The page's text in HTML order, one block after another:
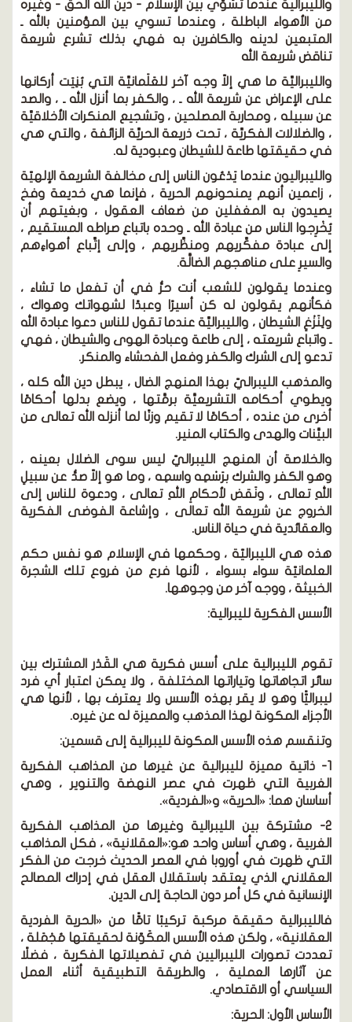
والليبرالية عندما تُسَوّي بين الإسلام - دين الله الحق - وغيره
من الأهواء الباطلة ، وعندما تسوي بين المؤمنين بالله ـ
المتبعين لدينه والكافرين به فهي بذلك تشرع شريعة
تناقض شريعة الله
والليبراليِّة ما هي إلاّ وجه آخر للعَلَمانيِّة التي بُنِيَت أركانها
على الإعراض عن شريعة الله ـ ، والكفر بما أنزل الله ـ ، والصد
عن سبيله ، ومحاربة المصلحين ، وتشجيع المنكرات الأخلاقيِّة
، والضلالات الفكريِّة ، تحت ذريعة الحريِّة الزائفة ، والتي هي
في حقيقتها طاعة للشيطان وعبودية له.
والليبراليون عندما يَدْعُون الناس إلى مخالفة الشريعة الإلهيّة
، زاعمين أنهم يمنحونهم الحرية ، فإنما هي خديعة وفخ
يصيدون به المغفلين من ضعاف العقول ، وبغيتهم أن
يُخْرِجوا الناس من عبادة الله ـ وحده باتباع صراطه المستقيم ،
إلى عبادة مفكِّريهم ومنظِّريهم ، وإلى إتِّباع أهواءِهم
والسيرِ على مناهجهم الضالَّة.
وعندما يقولون للشعب أنت حرُّ في أن تفعل ما تشاء ،
فكأنهم يقولون له كن أسيرًا وعبدًا لشهواتك وهواك ،
ولِنَزْغِ الشيطان ، والليبراليِّة عندما تقول للناس دعوا عبادة الله
ـ واتباع شريعته ، إلى طاعة وعبادة الهوى والشيطان ، فهي
تدعو إلى الشرك والكفر وفعل الفحشاء والمنكر.
والمذهب الليبراليّ بهذا المنهج الضال ، يبطل دين الله كله ،
ويطوي أحكامه التشريعيَّة برمَّتها ، ويضع بدلها أحكامًا
أخرى من عنده ، أحكامًا لا تقيم وزنًا لما أنزله الله تعالى من
البيَّنات والهدى والكتاب المنير.
والخلاصة أن المنهج الليبراليّ ليس سوى الضلال بعينه ،
وهو الكفر والشرك برَسْمِه واسمِه ، وما هو إلاّ صدُّ عن سبيلِ
اللهِ تعالى ، ونَقض لأحكامِ اللهِ تعالى ، ودعوة للناس إلى
الخروج عن شريعة الله تعالى ، وإشاعة الفوضى الفكرية
والعقائدية في حياة الناس.
هذه هي الليبراليّة ، وحكمها في الإسلام هو نفس حكم
العلمانيّة سواء بسواء ، لأنها فرع من فروع تلك الشجرة
الخبيثة ، ووجه آخر من وجوهها.
الأسس الفكرية لليبرالية:
تقوم الليبرالية على أسس فكرية هي القَدْر المشترك بين
سائر اتجاهاتها وتياراتها المختلفة ، ولا يمكن اعتبار أي فرد
ليبراليًّا وهو لا يقر بهذه الأسس ولا يعترف بها ، لأنها هي
الأجزاء المكونة لهذا المذهب والمميزة له عن غيره.
وتنقسم هذه الأسس المكونة لليبرالية إلى قسمين:
1- ذاتية مميزة لليبرالية عن غيرها من المذاهب الفكرية
الغربية التي ظهرت في عصر النهضة والتنوير ، وهي
أساسان هما: «الحرية» و«الفردية».
2- مشتركة بين الليبرالية وغيرها من المذاهب الفكرية
الغربية ، وهي أساس واحد هو:«العقلانية» ، فكل المذاهب
التي ظهرت في أوروبا في العصر الحديث خرجت من الفكر
العقلاني الذي يعتقد باستقلال العقل في إدراك المصالح
الإنسانية في كل أمر دون الحاجة إلى الدين.
فالليبرالية حقيقة مركبة تركيبًا تامًّا من «الحرية الفردية
العقلانية» ، ولكن هذه الأسس المكَوّنة لحقيقتها مُجْمَلة ،
تعددت تصورات الليبراليين في تفصيلاتها الفكرية ، فضلًا
عن آثارها العملية ، والطريقة التطبيقية أثناء العمل
السياسي أو الاقتصادي.
الأساس الأول: الحرية: